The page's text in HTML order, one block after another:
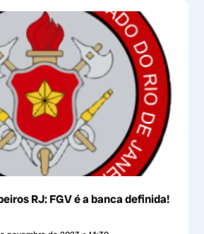
RJ: FGV é a banca definida!